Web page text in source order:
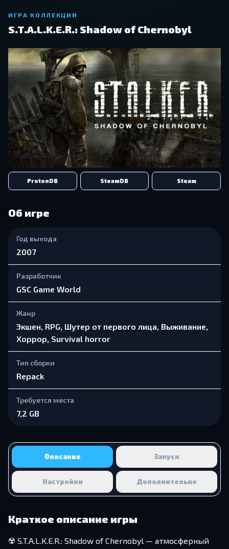
ИГРА КОЛЛЕКЦИИ
S.T.A.L.K.E.R.: Shadow of Chernobyl
ProtonDB SteamDB Steam
Об игре
Год выхода
2007
Разработчик
GSC Game World
Жанр
Экшен, RPG, Шутер от первого лица, Выживание,
Хоррор, Survival horror
Тип сборки
Repack
Требуется места
7,2 GB
Описание Запуск
Настройки Дополнительно
Краткое описание игры
☢️ S.T.A.L.K.E.R.: Shadow of Chernobyl — атмосферный